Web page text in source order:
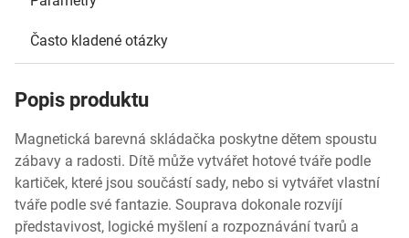
Často kladené otázky
Popis produktu
Magnetická barevná skládačka poskytne dětem spoustu
zábavy a radosti. Dítě může vytvářet hotové tváře podle
kartiček, které jsou součástí sady, nebo si vytvářet vlastní
tváře podle své fantazie. Souprava dokonale rozvíjí
představivost, logické myšlení a rozpoznávání tvarů a